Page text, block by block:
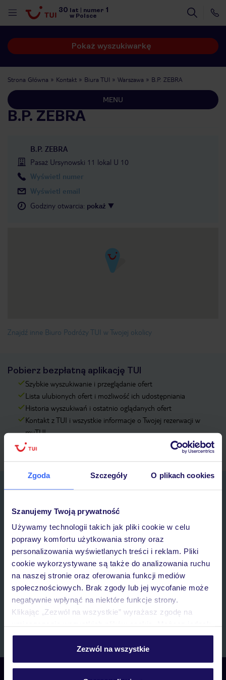
Zgoda Szczegóły O plikach cookies
Szanujemy Twoją prywatność
Używamy technologii takich jak pliki cookie w celu
poprawy komfortu użytkowania strony oraz
personalizowania wyświetlanych treści i reklam. Pliki
cookie wykorzystywane są także do analizowania ruchu
na naszej stronie oraz oferowania funkcji mediów
społecznościowych. Brak zgody lub jej wycofanie może
negatywnie wpłynąć na niektóre funkcje strony.
Klikając „Zezwól na wszystkie” wyrażasz zgodę na
personalizować swój wybór wchodząc w zakładkę
Szczegółowe informacje o plikach cookie znajdziesz
Zezwól na wszystkie
30 lat numer 1
w Polsce
Pokaż wyszukiwarkę
Strona Główna Kontakt Biura TUI Warszawa B.P. ZEBRA
MENU
B.P. ZEBRA
B.P. ZEBRA
Pasaż Ursynowski 11 lokal U 10
Wyświetl numer
Wyświetl email
Godziny otwarcia: pokaż
Znajdź inne Biuro Podróży TUI w Twojej okolicy
Pobierz bezpłatną aplikację TUI
Szybkie wyszukiwanie i przeglądanie ofert
Lista ulubionych ofert i możliwość ich udostępniania
Historia wyszukiwań i ostatnio oglądanych ofert
Kontakt z TUI i wszystkie informacje o Twojej rezerwacji w
myTUI
Zapisz się do newslettera
Wyrażam zgodę na przetwarzanie danych osobowych przez TUI
Poland Sp. z o.o. i TUI Poland Dystrybucja Sp. z o.o. w celach
marketingowych, w zakresie oraz celu wskazanym w„Informacji o
przetwarzaniu danych osobowych” , poprzez elektroniczną formę
komunikacji (e-mail), także z użyciem tzw. automatycznych
systemów wywołujących.
Skontaktuj się z nami